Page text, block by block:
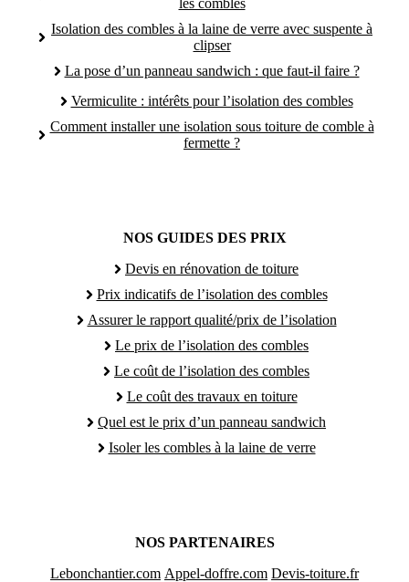
Isolation des combles à la laine de verre avec suspente à
clipser
La pose d’un panneau sandwich : que faut-il faire ?
Vermiculite : intérêts pour l’isolation des combles
Comment installer une isolation sous toiture de comble à
fermette ?
NOS GUIDES DES PRIX
Devis en rénovation de toiture
Prix indicatifs de l’isolation des combles
Assurer le rapport qualité/prix de l’isolation
Le prix de l’isolation des combles
Le coût de l’isolation des combles
Le coût des travaux en toiture
Quel est le prix d’un panneau sandwich
Isoler les combles à la laine de verre
NOS PARTENAIRES
Lebonchantier.com Appel-doffre.com Devis-toiture.fr